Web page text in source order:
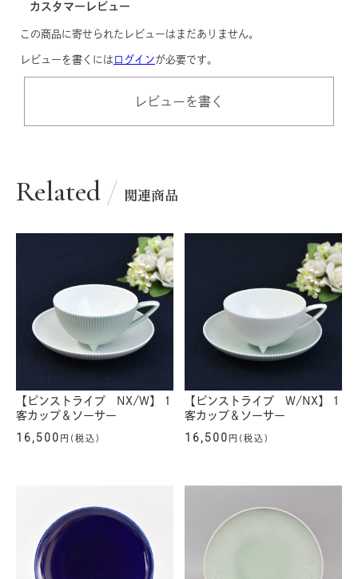
カスタマーレビュー
この商品に寄せられたレビューはまだありません。
レビューを書くには ログインが必要です。
レビューを書く
Related 関連商品
【ピンストライプ NX/W】 1
客カップ＆ソーサー
16,500 円(税込)
【ピンストライプ W/NX】 1
客カップ＆ソーサー
16,500 円(税込)